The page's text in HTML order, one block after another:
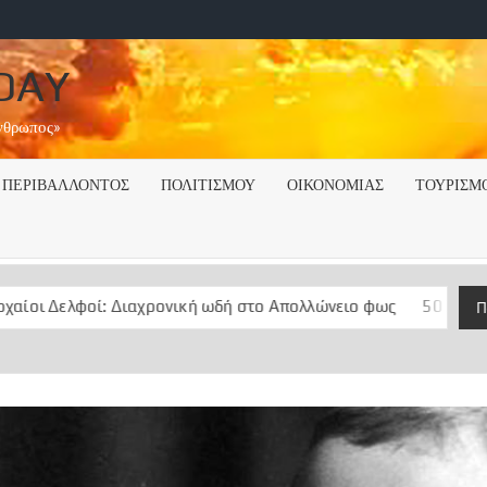
ΠΕΡΙΒΑΛΛΟΝΤΟΣ ΠΟΛΙΤΙΣΜΟΥ ΟΙΚΟΝΟΜΙΑΣ
Διαχρονική ωδή στο Απολλώνειο φως 50 Χρόνια